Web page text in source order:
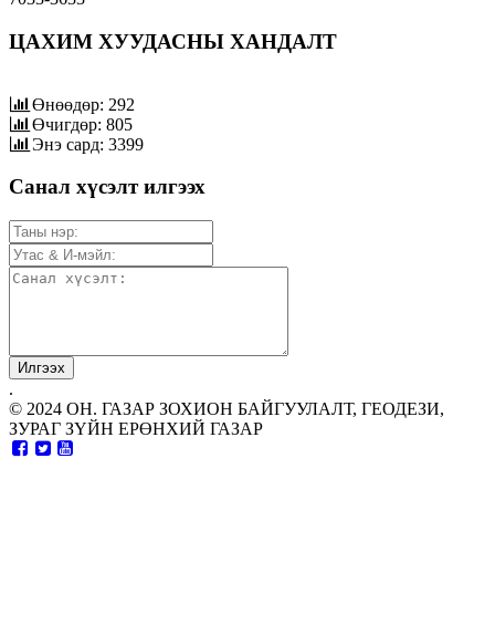
ЦАХИМ ХУУДАСНЫ ХАНДАЛТ
Өнөөдөр: 292
Өчигдөр: 805
Энэ сард: 3399
Санал хүсэлт илгээх
.
© 2024 ОН. ГАЗАР ЗОХИОН БАЙГУУЛАЛТ, ГЕОДЕЗИ,
ЗУРАГ ЗҮЙН ЕРӨНХИЙ ГАЗАР